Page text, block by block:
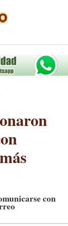
con